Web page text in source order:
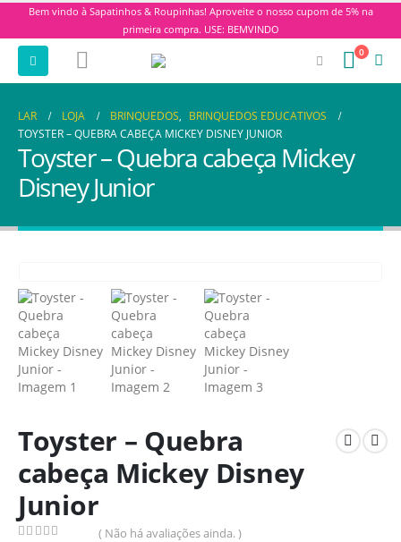
Bem vindo à Sapatinhos & Roupinhas! Aproveite o nosso cupom de 5% na
primeira compra. USE: BEMVINDO
0
LAR LOJA BRINQUEDOS, BRINQUEDOS EDUCATIVOS
TOYSTER – QUEBRA CABEÇA MICKEY DISNEY JUNIOR
Toyster – Quebra cabeça Mickey
Disney Junior
Toyster – Quebra
cabeça Mickey Disney
Junior
( Não há avaliações ainda. )